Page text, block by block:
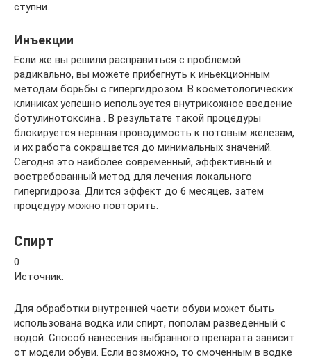
ступни.
Инъекции
Если же вы решили расправиться с проблемой
радикально, вы можете прибегнуть к иньекционным
методам борьбы с гипергидрозом. В косметологических
клиниках успешно используется внутрикожное введение
ботулинотоксина . В результате такой процедуры
блокируется нервная проводимость к потовым железам,
и их работа сокращается до минимальных значений.
Сегодня это наиболее современный, эффективный и
востребованный метод для лечения локального
гипергидроза. Длится эффект до 6 месяцев, затем
процедуру можно повторить.
Спирт
0
Источник:
Для обработки внутренней части обуви может быть
использована водка или спирт, пополам разведенный с
водой. Способ нанесения выбранного препарата зависит
от модели обуви. Если возможно, то смоченным в водке